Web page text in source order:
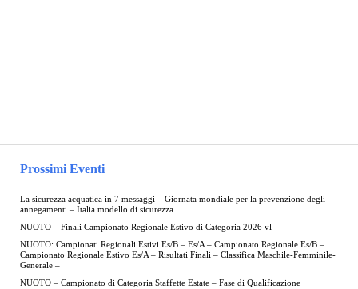
Prossimi Eventi
La sicurezza acquatica in 7 messaggi – Giornata mondiale per la prevenzione degli
annegamenti – Italia modello di sicurezza
NUOTO – Finali Campionato Regionale Estivo di Categoria 2026 vl
NUOTO: Campionati Regionali Estivi Es/B – Es/A – Campionato Regionale Es/B –
Campionato Regionale Estivo Es/A – Risultati Finali – Classifica Maschile-Femminile-
Generale –
NUOTO – Campionato di Categoria Staffette Estate – Fase di Qualificazione